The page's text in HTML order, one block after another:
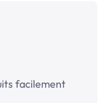
facilement